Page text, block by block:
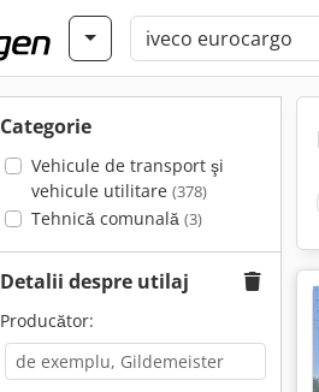
Categorie
Vehicule de transport şi
vehicule utilitare (378)
Tehnică comunală (3)
Detalii despre utilaj
Producător: